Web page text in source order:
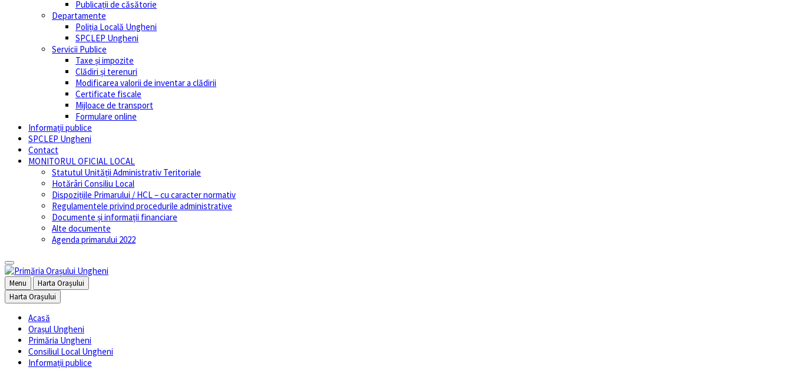
Publicații de căsătorie
Departamente
Poliția Locală Ungheni
SPCLEP Ungheni
Servicii Publice
Taxe și impozite
Clădiri și terenuri
Modificarea valorii de inventar a clădirii
Certificate fiscale
Mijloace de transport
Formulare online
Informații publice
SPCLEP Ungheni
Contact
MONITORUL OFICIAL LOCAL
Statutul Unităţii Administrativ Teritoriale
Hotărâri Consiliu Local
Dispozițiile Primarului / HCL – cu caracter normativ
Regulamentele privind procedurile administrative
Documente și informații financiare
Alte documente
Agenda primarului 2022
Menu
Harta Orașului
Harta Orașului
Acasă
Orașul Ungheni
Primăria Ungheni
Consiliul Local Ungheni
Informații publice